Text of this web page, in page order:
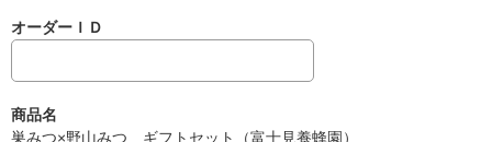
オーダーＩＤ
商品名
巣みつ×野山みつ ギフトセット（富士見養蜂園）